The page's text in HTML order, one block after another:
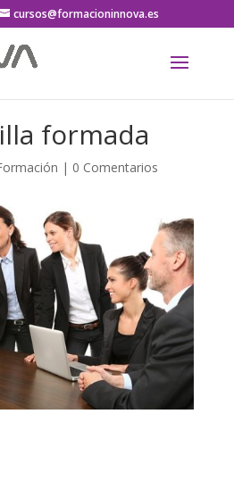
cursos@formacioninnova.es
formada
| 0 Comentarios